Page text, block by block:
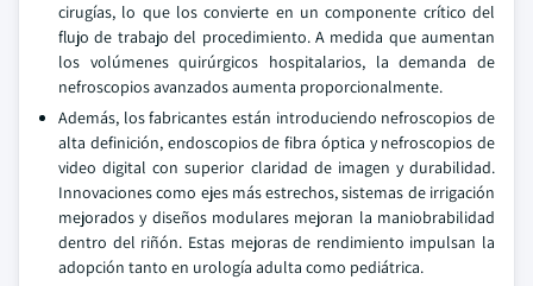
cirugías, lo que los convierte en un componente crítico del
flujo de trabajo del procedimiento. A medida que aumentan
los volúmenes quirúrgicos hospitalarios, la demanda de
nefroscopios avanzados aumenta proporcionalmente.
Además, los fabricantes están introduciendo nefroscopios de
alta definición, endoscopios de fibra óptica y nefroscopios de
video digital con superior claridad de imagen y durabilidad.
Innovaciones como ejes más estrechos, sistemas de irrigación
mejorados y diseños modulares mejoran la maniobrabilidad
dentro del riñón. Estas mejoras de rendimiento impulsan la
adopción tanto en urología adulta como pediátrica.